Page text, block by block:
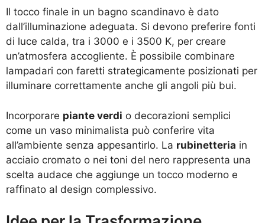
Il tocco finale in un bagno scandinavo è dato
dall’illuminazione adeguata. Si devono preferire fonti
di luce calda, tra i 3000 e i 3500 K, per creare
un’atmosfera accogliente. È possibile combinare
lampadari con faretti strategicamente posizionati per
illuminare correttamente anche gli angoli più bui.
Incorporare piante verdi o decorazioni semplici
come un vaso minimalista può conferire vita
all’ambiente senza appesantirlo. La rubinetteria in
acciaio cromato o nei toni del nero rappresenta una
scelta audace che aggiunge un tocco moderno e
raffinato al design complessivo.